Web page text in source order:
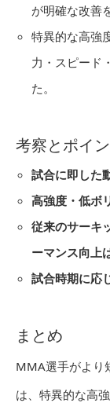
が明確な改善
特異的な高強
力・スピード
た。
考察とポイ
試合に即した
高強度・低ボ
従来のサーキ
ーマンス向上
試合時期に応
まとめ
MMA選手がより
は、特異的な高